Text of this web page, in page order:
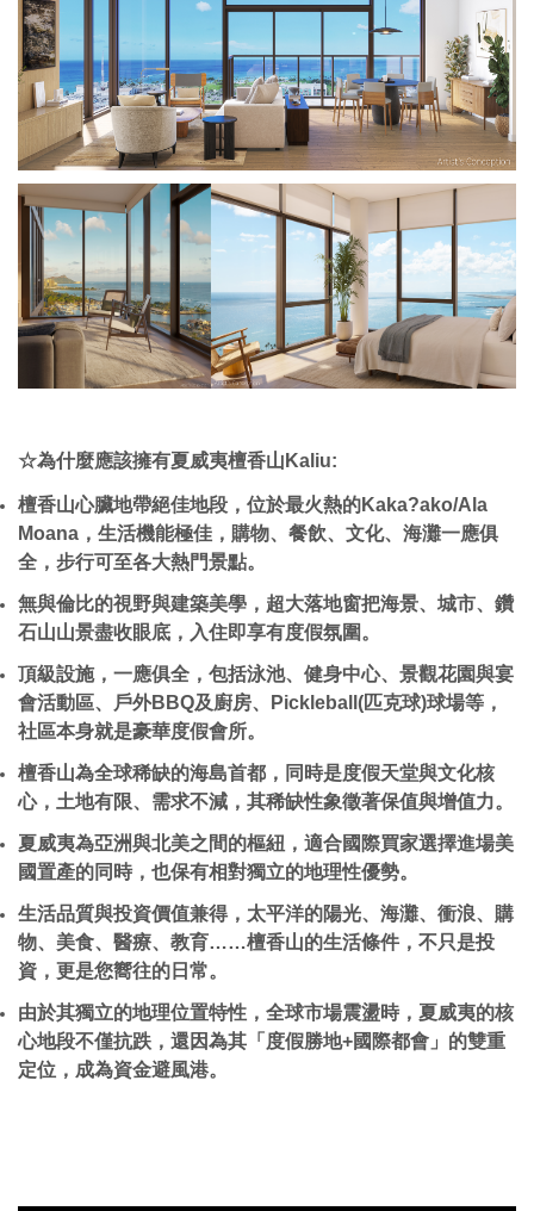
☆為什麼應該擁有夏威夷檀香山Kaliu:
檀香山心臟地帶絕佳地段，位於最火熱的Kaka?ako/Ala
Moana ，生活機能極佳，購物、餐飲、文化、海灘一應俱
全，步行可至各大熱門景點。
無與倫比的視野與建築美學，超大落地窗把海景、城市、鑽
石山山景盡收眼底，入住即享有度假氛圍。
頂級設施，一應俱全，包括泳池、健身中心、景觀花園與宴
會活動區、戶外BBQ及廚房、Pickleball(匹克球)球場等，
社區本身就是豪華度假會所。
檀香山為全球稀缺的海島首都，同時是度假天堂與文化核
心，土地有限、需求不減，其稀缺性象徵著保值與增值力。
夏威夷為亞洲與北美之間的樞紐，適合國際買家選擇進場美
國置產的同時，也保有相對獨立的地理性優勢。
生活品質與投資價值兼得，太平洋的陽光、海灘、衝浪、購
物、美食、醫療、教育……檀香山的生活條件，不只是投
資，更是您嚮往的日常。
由於其獨立的地理位置特性，全球市場震盪時，夏威夷的核
心地段不僅抗跌，還因為其「度假勝地+國際都會」的雙重
定位，成為資金避風港。